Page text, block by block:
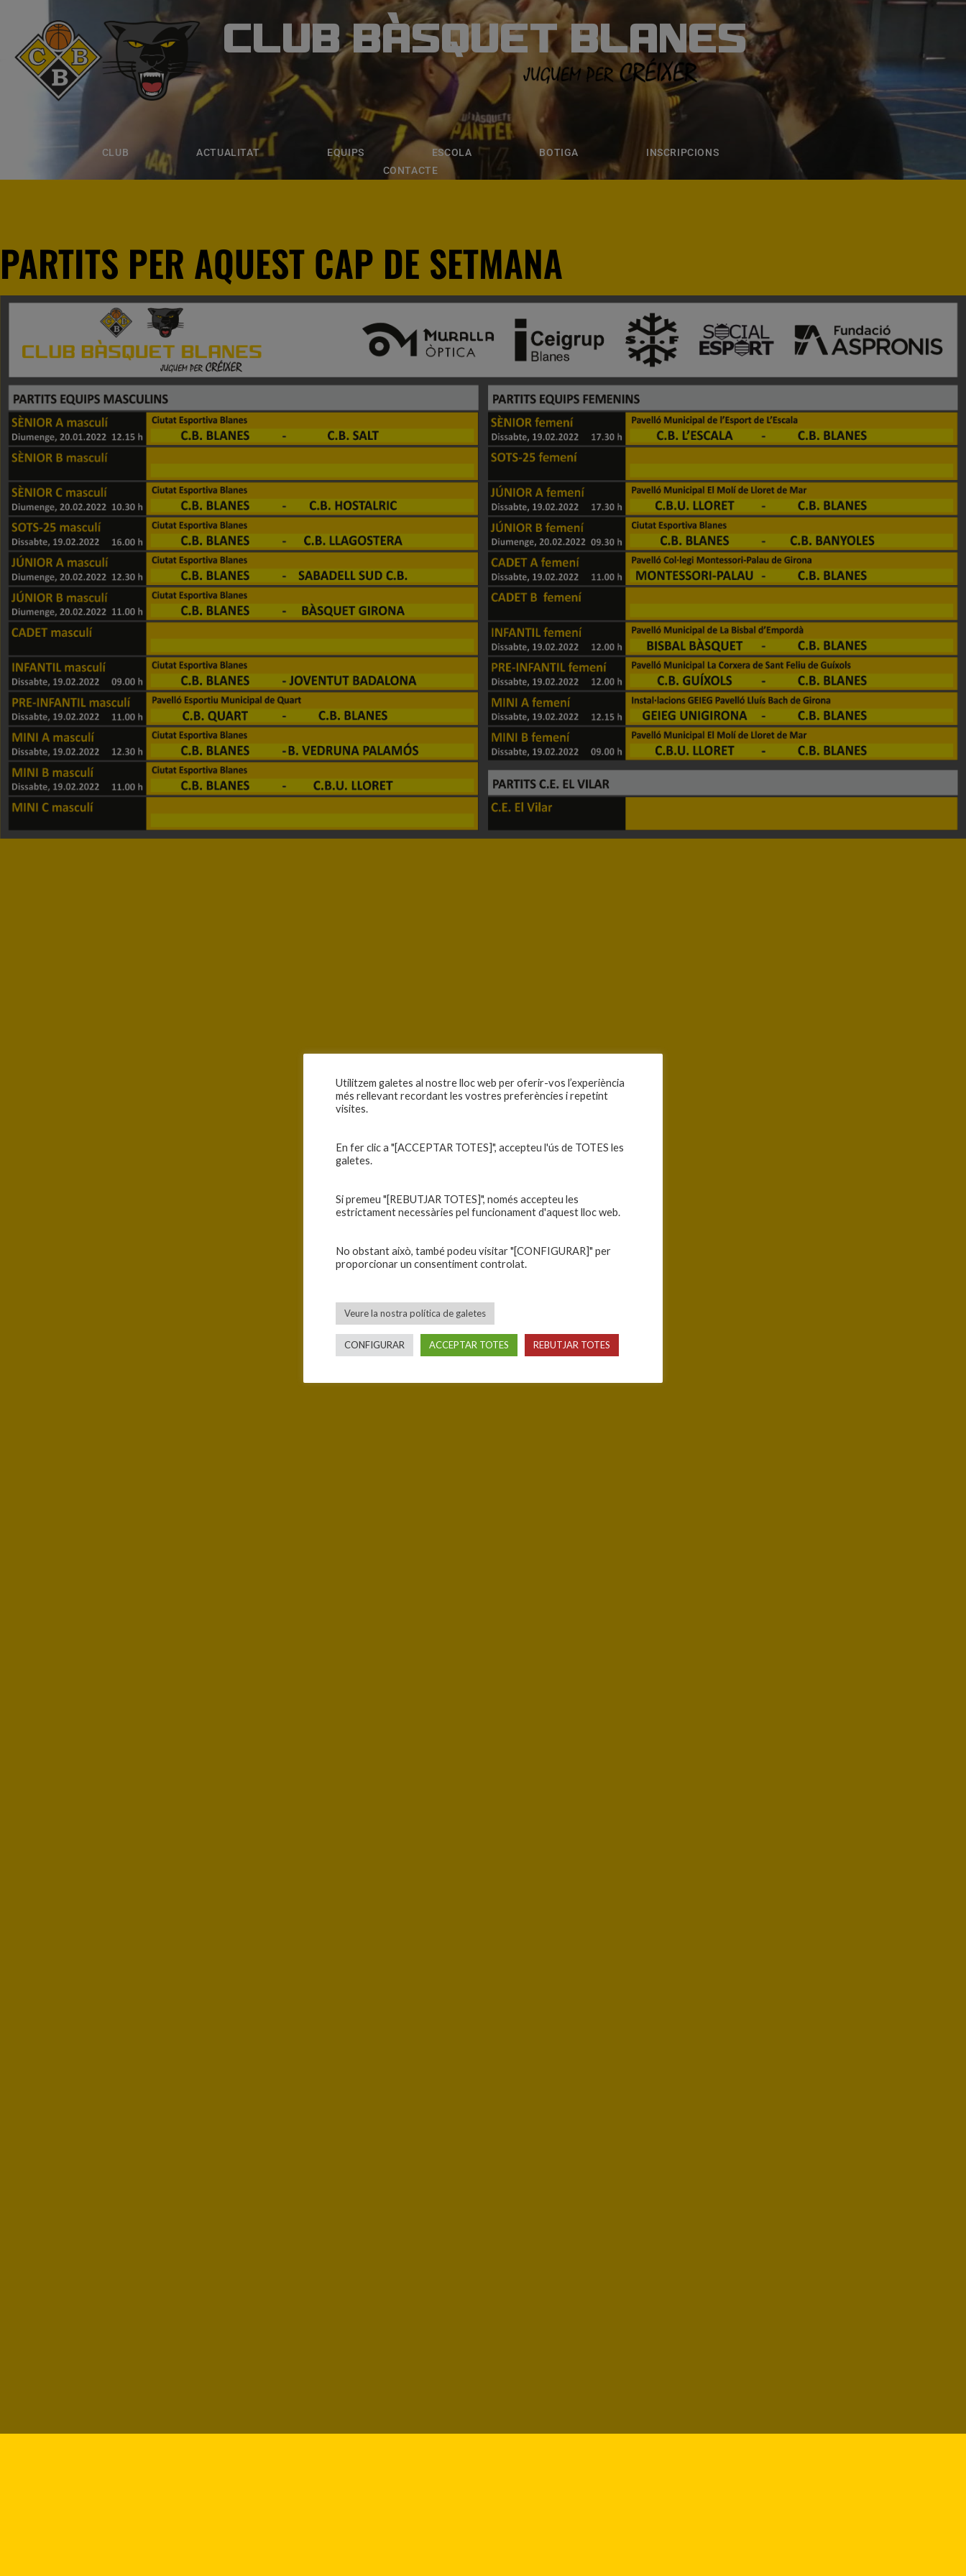
CLUB BÀSQUET BLANES
CLUB ACTUALITAT EQUIPS ESCOLA BOTIGA
INSCRIPCIONS
CONTACTE
CLUB BÀSQUET BLANES
ACTUALITAT ESCOLA BOTIGA INSCRIPCIONS
PARTITS PER AQUEST CAP DE SETMANA
Utilitzem galetes al nostre lloc web per oferir-vos l’experiència
més rellevant recordant les vostres preferències i repetint
visites.
En fer clic a "[ACCEPTAR TOTES]", accepteu l'ús de TOTES les
galetes.
Si premeu "[REBUTJAR TOTES]", només accepteu les
estrictament necessàries pel funcionament d'aquest lloc web.
No obstant això, també podeu visitar "[CONFIGURAR]" per
proporcionar un consentiment controlat.
Veure la nostra política de galetes
CONFIGURAR ACCEPTAR TOTES REBUTJAR TOTES